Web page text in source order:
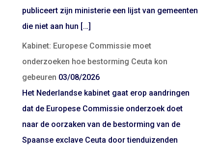
publiceert zijn ministerie een lijst van gemeenten
die niet aan hun […]
Kabinet: Europese Commissie moet
onderzoeken hoe bestorming Ceuta kon
gebeuren 03/08/2026
Het Nederlandse kabinet gaat erop aandringen
dat de Europese Commissie onderzoek doet
naar de oorzaken van de bestorming van de
Spaanse exclave Ceuta door tienduizenden